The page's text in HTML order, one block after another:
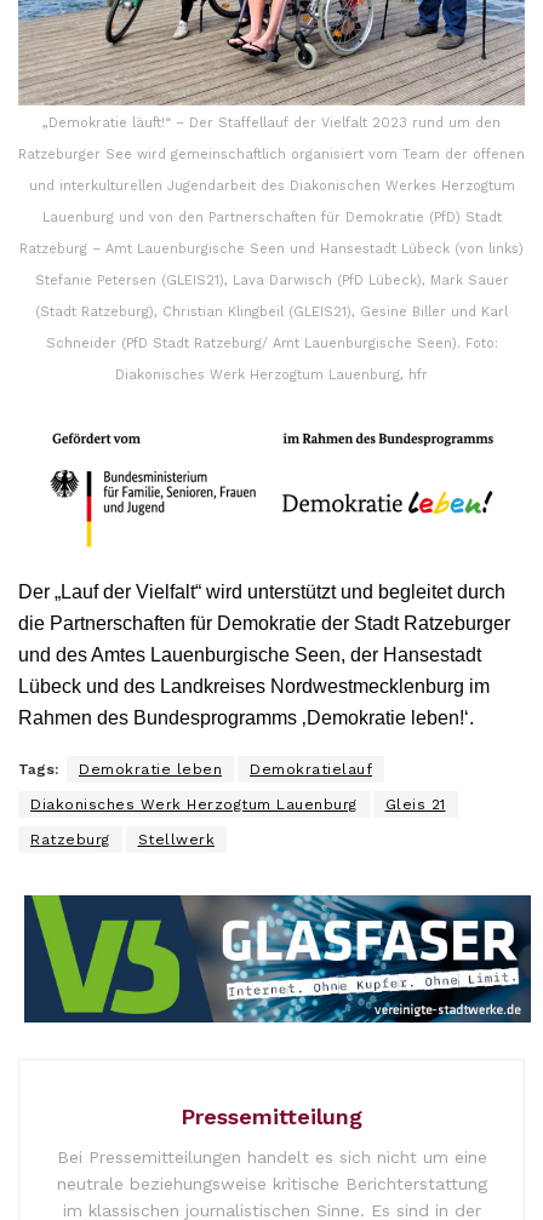
„Demokratie läuft!“ – Der Staffellauf der Vielfalt 2023 rund um den
Ratzeburger See wird gemeinschaftlich organisiert vom Team der offenen
und interkulturellen Jugendarbeit des Diakonischen Werkes Herzogtum
Lauenburg und von den Partnerschaften für Demokratie (PfD) Stadt
Ratzeburg – Amt Lauenburgische Seen und Hansestadt Lübeck (von links)
Stefanie Petersen (GLEIS21), Lava Darwisch (PfD Lübeck), Mark Sauer
(Stadt Ratzeburg), Christian Klingbeil (GLEIS21), Gesine Biller und Karl
Schneider (PfD Stadt Ratzeburg/ Amt Lauenburgische Seen). Foto:
Diakonisches Werk Herzogtum Lauenburg, hfr
Der „Lauf der Vielfalt“ wird unterstützt und begleitet durch
die Partnerschaften für Demokratie der Stadt Ratzeburger
und des Amtes Lauenburgische Seen, der Hansestadt
Lübeck und des Landkreises Nordwestmecklenburg im
Rahmen des Bundesprogramms ‚Demokratie leben!‘.
Tags: Demokratie leben Demokratielauf
Diakonisches Werk Herzogtum Lauenburg Gleis 21
Ratzeburg Stellwerk
Pressemitteilung
Bei Pressemitteilungen handelt es sich nicht um eine
neutrale beziehungsweise kritische Berichterstattung
im klassischen journalistischen Sinne. Es sind in der